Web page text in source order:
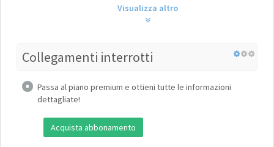
Visualizza altro
Collegamenti interrotti
Passa al piano premium e ottieni tutte le informazioni
dettagliate!
Acquista abbonamento